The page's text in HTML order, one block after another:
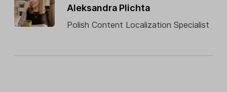
Aleksandra Plichta
Polish Content Localization Specialist